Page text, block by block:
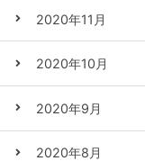
2020年11月
2020年10月
2020年9月
2020年8月